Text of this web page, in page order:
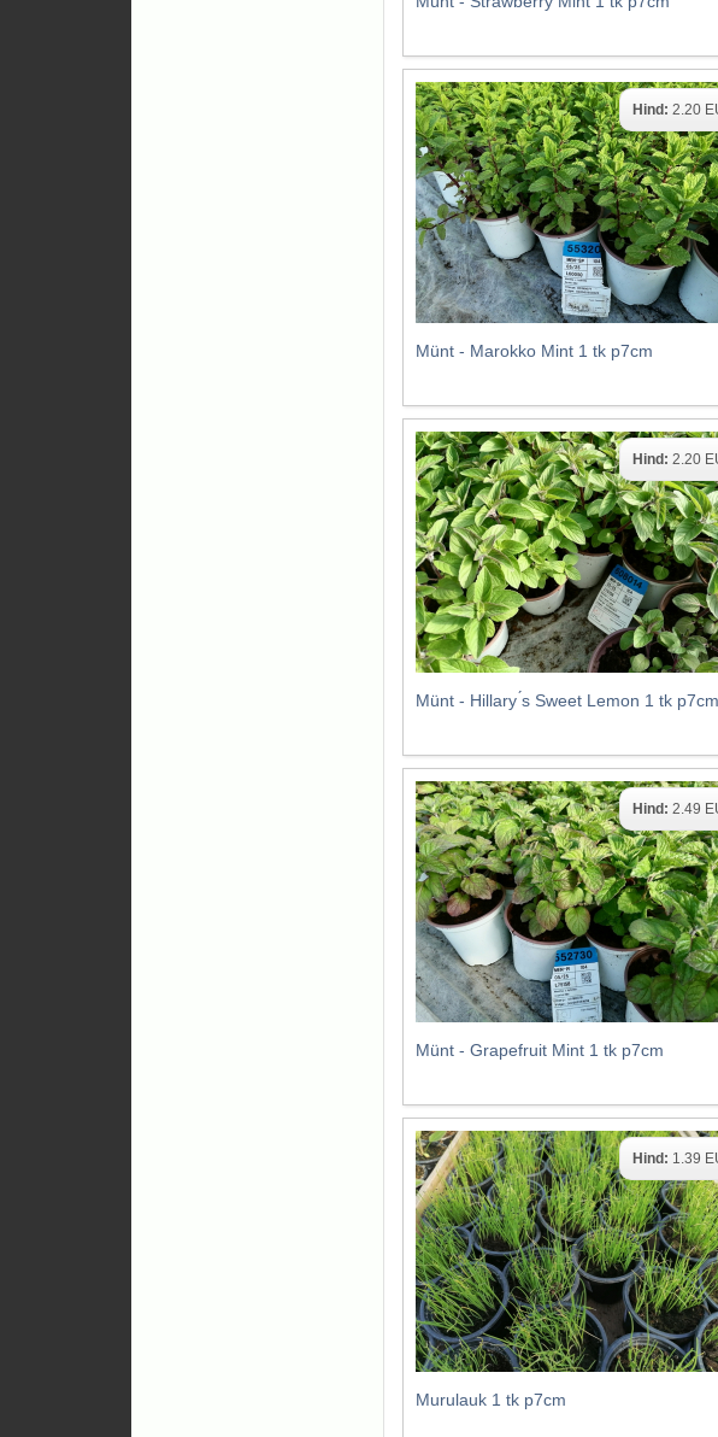
Münt - Marokko Mint 1 tk p7cm
Hind: 2.20
Münt - Hillary ́s Sweet Lemon 1 tk p7cm
Hind: 2.20
Münt - Grapefruit Mint 1 tk p7cm
Hind: 2.49
Murulauk 1 tk p7cm
Hind: 1.39